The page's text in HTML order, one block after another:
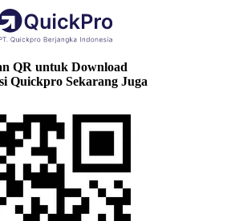
QR untuk Download
Quickpro Sekarang Juga